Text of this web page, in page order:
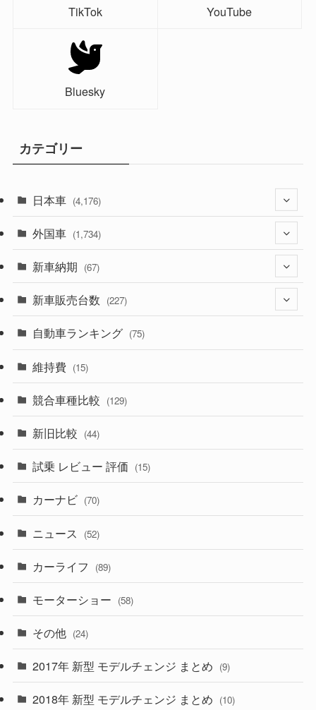
TikTok YouTube
Bluesky
カテゴリー
日本車 (4,176)
(1,322)
(330)
(526)
(357)
(328)
(194)
(230)
(253)
外国車 (1,734)
(242)
(85)
(84)
(14)
(222)
(50)
(43)
(6)
(9)
(58)
(28)
(27)
(26)
新車納期 (67)
(28)
(8)
(3)
(3)
(5)
(1)
新車販売台数 (227)
(21)
(5)
(7)
(5)
自動車ランキング (75)
維持費 (15)
競合車種比較 (129)
新旧比較 (44)
試乗 レビュー 評価 (15)
カーナビ (70)
ニュース (52)
カーライフ (89)
モーターショー (58)
その他 (24)
2017年 新型 モデルチェンジ まとめ (9)
2018年 新型 モデルチェンジ まとめ (10)